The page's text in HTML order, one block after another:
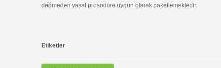
değmeden yasal prosodüre uygun olarak paketlemektedir.
Etiketler